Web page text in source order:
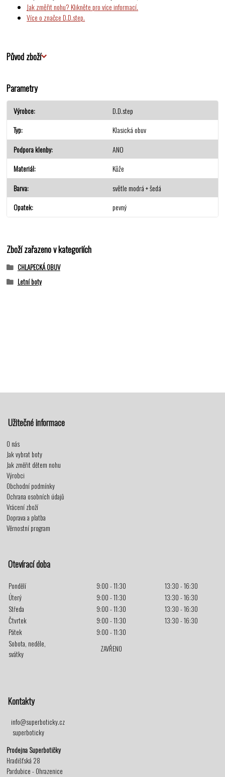
Jak změřit nohu? Klikněte pro více informací.
Více o značce D.D.step.
Původ zboží
Parametry
Výrobce
D.D.step
Typ
Klasická obuv
Podpora klenby
ANO
Materiál
Kůže
Barva
světle modrá + šedá
Opatek
pevný
Zboží zařazeno v kategoriích
CHLAPECKÁ OBUV
Letní boty
Užitečné informace
O nás
Jak vybrat boty
Jak změřit dětem nohu
Výrobci
Obchodní podmínky
Ochrana osobních údajů
Vrácení zboží
Doprava a platba
Věrnostní program
Otevírací doba
Pondělí 9:00 - 11:30
13:30 - 16:30
Úterý
9:00 - 11:30
13:30 - 16:30
Středa
9:00 - 11:30
13:30 - 16:30
Čtvrtek
9:00 - 11:30
13:30 - 16:30
Pátek
9:00 - 11:30
Sobota, neděle,
svátky
ZAVŘENO
Kontakty
info@superboticky.cz
superboticky
Prodejna Superbotičky
Hradišťská 28
Pardubice - Ohrazenice